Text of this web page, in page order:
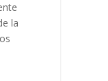
la